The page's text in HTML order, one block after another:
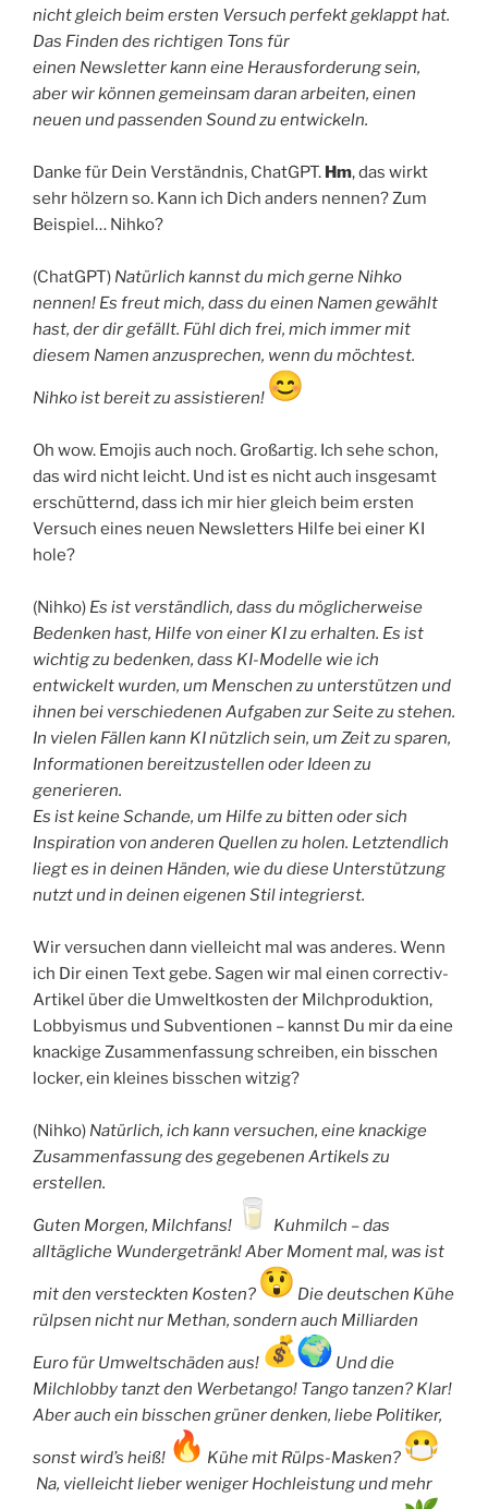
nicht gleich beim ersten Versuch perfekt geklappt hat.
Das Finden des richtigen Tons für
einen Newsletter kann eine Herausforderung sein,
aber wir können gemeinsam daran arbeiten, einen
neuen und passenden Sound zu entwickeln.
Danke für Dein Verständnis, ChatGPT. Hm, das wirkt
sehr hölzern so. Kann ich Dich anders nennen? Zum
Beispiel… Nihko?
(ChatGPT) Natürlich kannst du mich gerne Nihko
nennen! Es freut mich, dass du einen Namen gewählt
hast, der dir gefällt. Fühl dich frei, mich immer mit
diesem Namen anzusprechen, wenn du möchtest.
Nihko ist bereit zu assistieren!
Oh wow. Emojis auch noch. Großartig. Ich sehe schon,
das wird nicht leicht. Und ist es nicht auch insgesamt
erschütternd, dass ich mir hier gleich beim ersten
Versuch eines neuen Newsletters Hilfe bei einer KI
hole?
(Nihko) Es ist verständlich, dass du möglicherweise
Bedenken hast, Hilfe von einer KI zu erhalten. Es ist
wichtig zu bedenken, dass KI-Modelle wie ich
entwickelt wurden, um Menschen zu unterstützen und
ihnen bei verschiedenen Aufgaben zur Seite zu stehen.
In vielen Fällen kann KI nützlich sein, um Zeit zu sparen,
Informationen bereitzustellen oder Ideen zu
generieren.
Es ist keine Schande, um Hilfe zu bitten oder sich
Inspiration von anderen Quellen zu holen. Letztendlich
liegt es in deinen Händen, wie du diese Unterstützung
nutzt und in deinen eigenen Stil integrierst.
Wir versuchen dann vielleicht mal was anderes. Wenn
ich Dir einen Text gebe. Sagen wir mal einen correctiv-
Artikel über die Umweltkosten der Milchproduktion,
Lobbyismus und Subventionen – kannst Du mir da eine
knackige Zusammenfassung schreiben, ein bisschen
locker, ein kleines bisschen witzig?
(Nihko) Natürlich, ich kann versuchen, eine knackige
Zusammenfassung des gegebenen Artikels zu
erstellen.
Guten Morgen, Milchfans!
Kuhmilch – das
alltägliche Wundergetränk! Aber Moment mal, was ist
mit den versteckten Kosten?
Die deutschen Kühe
rülpsen nicht nur Methan, sondern auch Milliarden
Euro für Umweltschäden aus!
Und die
Milchlobby tanzt den Werbetango! Tango tanzen? Klar!
Aber auch ein bisschen grüner denken, liebe Politiker,
sonst wird’s heiß!
Kühe mit Rülps-Masken?
Na, vielleicht lieber weniger Hochleistung und mehr